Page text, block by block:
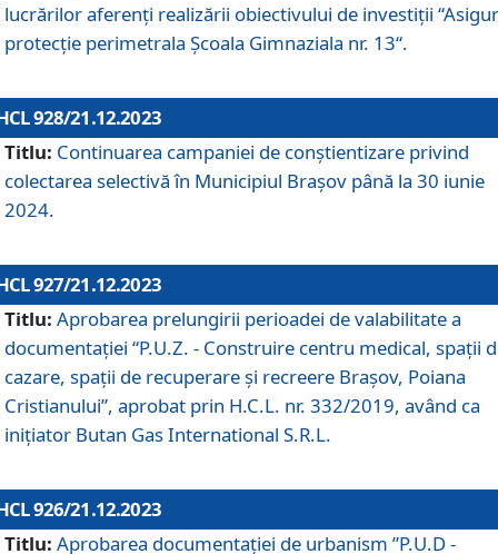
lucrărilor aferenți realizării obiectivului de investiții
protecție perimetrala Școala Gimnaziala nr. 13“.
928/21.12.2023
Titlu: Continuarea campaniei de conștientizare privind
colectarea selectivă în Municipiul Braşov până la 30 iunie
2024.
927/21.12.2023
Titlu: Aprobarea prelungirii perioadei de valabilitate a
documentaţiei “P.U.Z. - Construire centru medical, spații
cazare, spații de recuperare și recreere Brașov, Poiana
Cristianului”, aprobat prin H.C.L. nr. 332/2019, având ca
inițiator Butan Gas International S.R.L.
926/21.12.2023
Titlu: Aprobarea documentaţiei de urbanism ”P.U.D -